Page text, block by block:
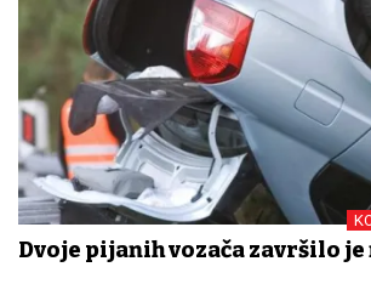
Dvoje pijanih vozača završilo